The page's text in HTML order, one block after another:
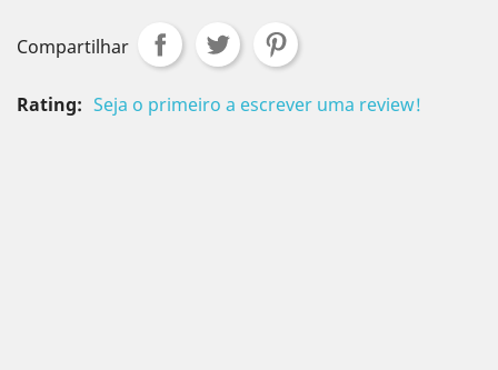
Compartilhar
Rating: Seja o primeiro a escrever uma review!